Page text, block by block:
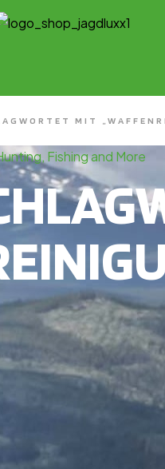
MIT
Fishing and More